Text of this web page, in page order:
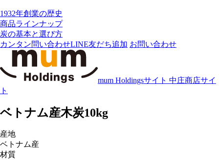
1932年創業の歴史
商品ラインナップ
炭の基本と選び方
カンタン問い合わせLINE友だち追加 お問い合わせ
mum Holdingsサイト 中庄商店サイ
ト
ベトナム産木炭10kg
産地
ベトナム産
材質